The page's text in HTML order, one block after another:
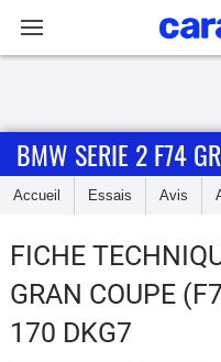
Accueil
Essais
Guide
d'achat
BMW SERIE 2 F74
Accueil Essais Avis
FICHE
GRAN COUPE
170 DKG7